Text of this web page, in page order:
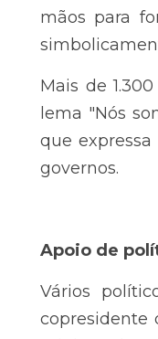
protegendo-o
Mais de 1.300
somos o firewall
impedir a AfD
Partido
Lauterbach, do
A ministra da